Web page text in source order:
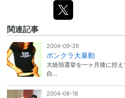
関連記事
2004-09-26
ボンクラ大暴動
大統領選挙を一ヶ月後に控
自…
2004-08-18